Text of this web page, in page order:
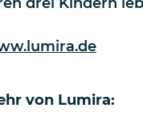
von Lumira: